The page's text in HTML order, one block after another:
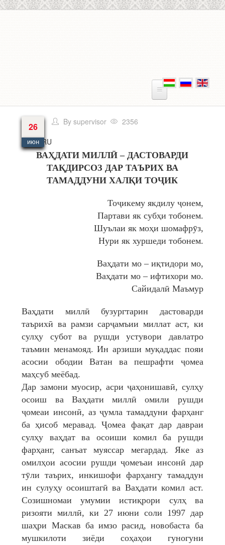
26
июн
Bysupervisor
2356
Язык RU
ВАҲДАТИ МИЛЛӢ – ДАСТОВАРДИ
ТАҚДИРСОЗ ДАР ТАЪРИХ ВА
ТАМАДДУНИ ХАЛҚИ ТОҶИК
Тоҷикему якдилу ҷонем,
Партави як субҳи тобонем.
Шуълаи як моҳи шомафрӯз,
Нури як хуршеди тобонем.
Ваҳдати мо – иқтидори мо,
Ваҳдати мо – ифтихори мо.
Сайидалӣ Маъмур
Ваҳдати миллӣ бузургтарин дастоварди
таърихӣ ва рамзи сарҷамъии миллат аст, ки
сулҳу субот ва рушди устувори давлатро
таъмин менамояд. Ин арзиши муқаддас пояи
асосии ободии Ватан ва пешрафти ҷомеа
маҳсуб меёбад.
Дар замони муосир, асри ҷаҳонишавӣ, сулҳу
осоиш ва Ваҳдати миллӣ омили рушди
ҷомеаи инсонӣ, аз ҷумла тамаддуни фарҳанг
ба ҳисоб меравад. Ҷомеа фақат дар давраи
сулҳу ваҳдат ва осоиши комил ба рушди
фарҳанг, санъат муяссар мегардад. Яке аз
омилҳои асосии рушди ҷомеъаи инсонӣ дар
тӯли таърих, инкишофи фарҳангу тамаддун
ин сулуҳу осоиштагӣ ва Ваҳдати комил аст.
Созишномаи умумии истиқрори сулҳ ва
ризояти миллӣ, ки 27 июни соли 1997 дар
шаҳри Маскав ба имзо расид, новобаста ба
мушкилоти зиёди соҳаҳои гуногуни